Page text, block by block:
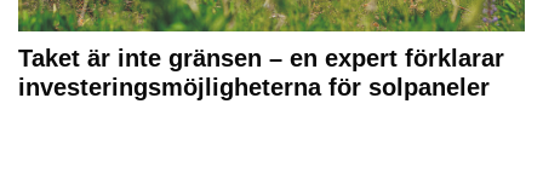
Taket är inte gränsen – en expert förklarar
investeringsmöjligheterna för solpaneler